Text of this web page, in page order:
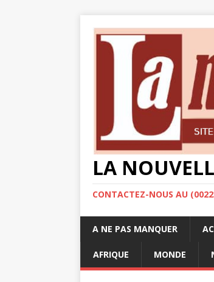
LA
CONTACTEZ-NOUS AU
A NE PAS MANQUER
AFRIQUE MONDE